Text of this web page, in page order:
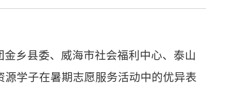
乡县委、威海市社会福利中心、泰山
学子在暑期志愿服务活动中的优异表